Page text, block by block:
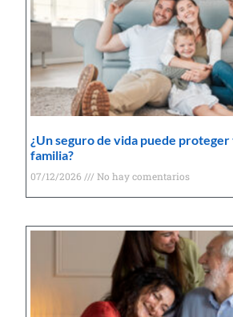
¿Un seguro de vida puede proteger
familia?
07/12/2026 No hay comentarios